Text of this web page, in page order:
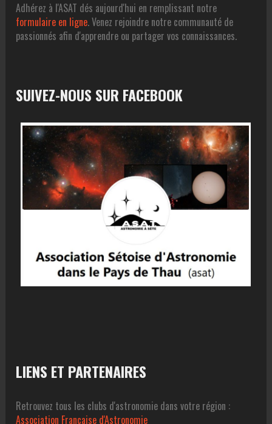
Adhérez à l'ASAT dés aujourd'hui en remplissant notre
formulaire en ligne. Venez rejoindre notre communauté de
passionnés afin d'apprendre ou partager vos connaissances.
SUIVEZ-NOUS SUR FACEBOOK
LIENS ET PARTENAIRES
Retrouvez tous les clubs d'astronomie dans votre région :
Association Francaise d'Astronomie